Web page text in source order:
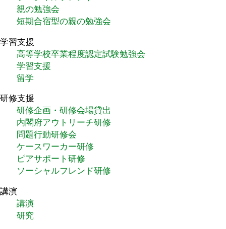
親の勉強会
短期合宿型の親の勉強会
学習支援
高等学校卒業程度認定試験勉強会
学習支援
留学
研修支援
研修企画・研修会場貸出
内閣府アウトリーチ研修
問題行動研修会
ケースワーカー研修
ピアサポート研修
ソーシャルフレンド研修
講演
講演
研究